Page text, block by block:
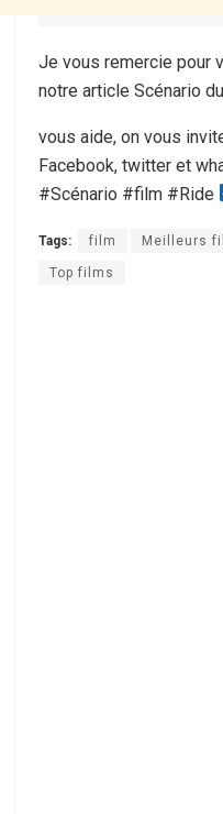
Je vous remercie pour
notre article Scénario
vous aide, on vous
Facebook, twitter et
#Scénario #film #Ride
Tags: film Meilleurs
Top films